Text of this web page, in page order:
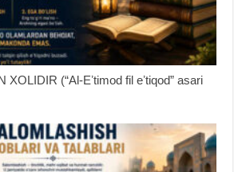
(“Al-Eʼtimod fil eʼtiqod” asari